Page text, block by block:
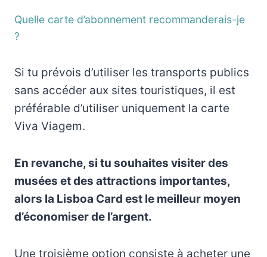
Quelle carte d’abonnement recommanderais-je
?
Si tu prévois d’utiliser les transports publics
sans accéder aux sites touristiques, il est
préférable d’utiliser uniquement la carte
Viva Viagem.
En revanche, si tu souhaites visiter des
musées et des attractions importantes,
alors la Lisboa Card est le meilleur moyen
d’économiser de l’argent.
Une troisième option consiste à acheter une